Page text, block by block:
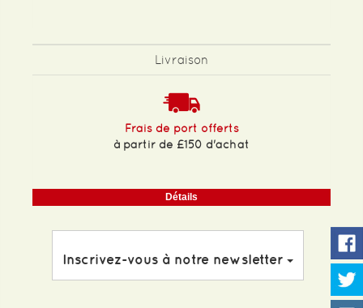
Livraison
Frais de port offerts
à partir de £150 d'achat
Détails
Inscrivez-vous à notre newsletter